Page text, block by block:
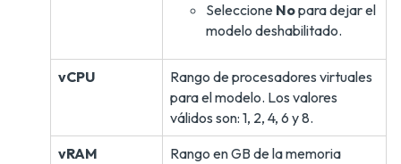
Seleccione Nopara dejar el
modelo deshabilitado.
vCPU
Rango de procesadores virtuales
para el modelo. Los valores
válidos son: 1, 2, 4, 6 y 8.
vRAM
Rango en GB de la memoria